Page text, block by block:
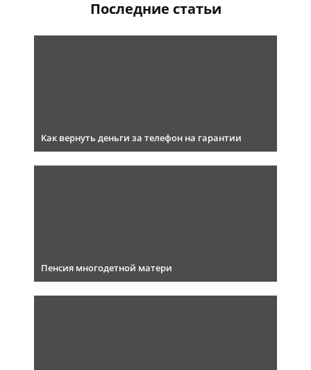
Последние статьи
Как вернуть деньги за телефон на гарантии
Пенсия многодетной матери